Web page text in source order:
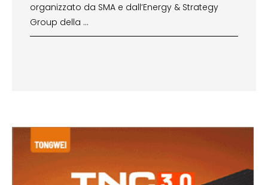
organizzato da SMA e dall’Energy & Strategy
Group della …